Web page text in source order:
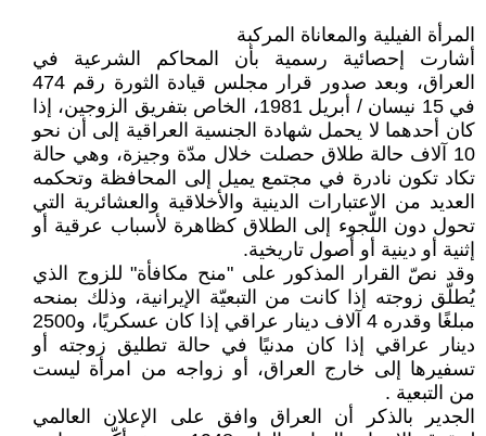
المرأة الفيلية والمعاناة المركبة
أشارت إحصائية رسمية بأن المحاكم الشرعية في
العراق، وبعد صدور قرار مجلس قيادة الثورة رقم 474
في 15 نيسان / أبريل 1981، الخاص بتفريق الزوجين، إذا
كان أحدهما لا يحمل شهادة الجنسية العراقية إلى أن نحو
10 آلاف حالة طلاق حصلت خلال مدّة وجيزة، وهي حالة
تكاد تكون نادرة في مجتمع يميل إلى المحافظة وتحكمه
العديد من الاعتبارات الدينية والأخلاقية والعشائرية التي
تحول دون اللّجوء إلى الطلاق كظاهرة لأسباب عرقية أو
إثنية أو دينية أو أصول تاريخية.
وقد نصّ القرار المذكور على "منح مكافأة" للزوج الذي
يُطلّق زوجته إذا كانت من التبعيّة الإيرانية، وذلك بمنحه
مبلغًا وقدره 4 آلاف دينار عراقي إذا كان عسكريًا، و2500
دينار عراقي إذا كان مدنيًا في حالة تطليق زوجته أو
تسفيرها إلى خارج العراق، أو زواجه من امرأة ليست
من التبعية .
الجدير بالذكر أن العراق وافق على الإعلان العالمي